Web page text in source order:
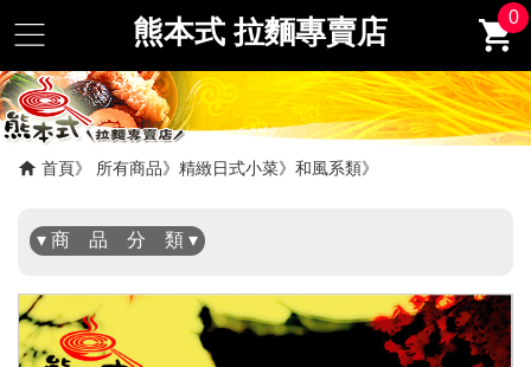
熊本式 拉麵專賣店 0
首頁 所有商品 精緻日式小菜 和風系類
▾ 商 品 分 類 ▾
✖